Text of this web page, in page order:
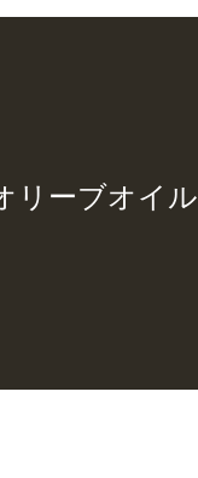
リーブオイル